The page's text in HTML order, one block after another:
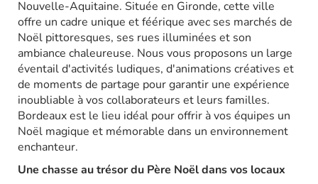
Nouvelle-Aquitaine. Située en Gironde, cette ville
offre un cadre unique et féérique avec ses marchés de
Noël pittoresques, ses rues illuminées et son
ambiance chaleureuse. Nous vous proposons un large
éventail d'activités ludiques, d'animations créatives et
de moments de partage pour garantir une expérience
inoubliable à vos collaborateurs et leurs familles.
Bordeaux est le lieu idéal pour offrir à vos équipes un
Noël magique et mémorable dans un environnement
enchanteur.
Une chasse au trésor du Père Noëldans vos locaux